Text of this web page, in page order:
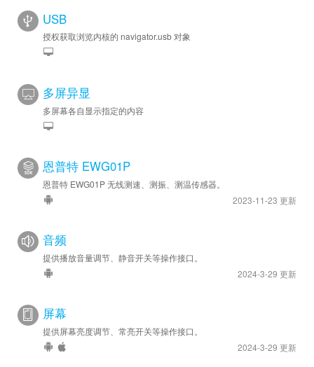
USB
授权获取浏览内核的 navigator.usb 对象
多屏异显
多屏幕各自显示指定的内容
恩普特 EWG01P
恩普特 EWG01P 无线测速、测振、测温传感器。
2023-11-23 更新
音频
提供播放音量调节、静音开关等操作接口。
2024-3-29 更新
屏幕
提供屏幕亮度调节、常亮开关等操作接口。
2024-3-29 更新